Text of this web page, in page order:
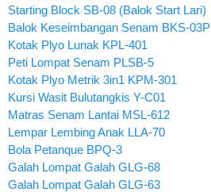
Starting Block SB-08 (Balok Start Lari)
Balok Keseimbangan Senam BKS-03P
Kotak Plyo Lunak KPL-401
Peti Lompat Senam PLSB-5
Kotak Plyo Metrik 3in1 KPM-301
Kursi Wasit Bulutangkis Y-C01
Matras Senam Lantai MSL-612
Lempar Lembing Anak LLA-70
Bola Petanque BPQ-3
Galah Lompat Galah GLG-68
Galah Lompat Galah GLG-63